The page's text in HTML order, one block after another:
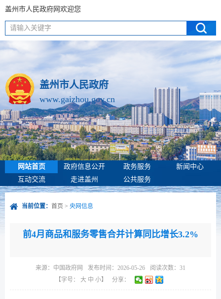
盖州市人民政府网欢迎您
请输入关键字
盖州市人民政府
www.gaizhou.gov.cn
网站首页 政府信息公开 政务服务
新闻中心
互动交流
走进盖州 公共服务
当前位置： 首页 > 央网信息
前4月商品和服务零售合并计算同比增长3.2%
来源： 中国政府网 发布时间：2026-05-26 阅读次数： 31
【字号： 大 中 小】 分享：